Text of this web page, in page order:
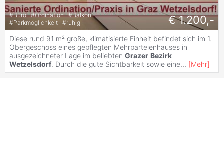
#Büro #Ordination #Balkon
#Parkmöglichkeit #ruhig € 1.200,-
Diese rund 91 m² große, klimatisierte Einheit befindet sich im 1.
Obergeschoss eines gepflegten Mehrparteienhauses in
ausgezeichneter Lage im beliebten Grazer Bezirk
Wetzelsdorf. Durch die gute Sichtbarkeit sowie eine... [Mehr]